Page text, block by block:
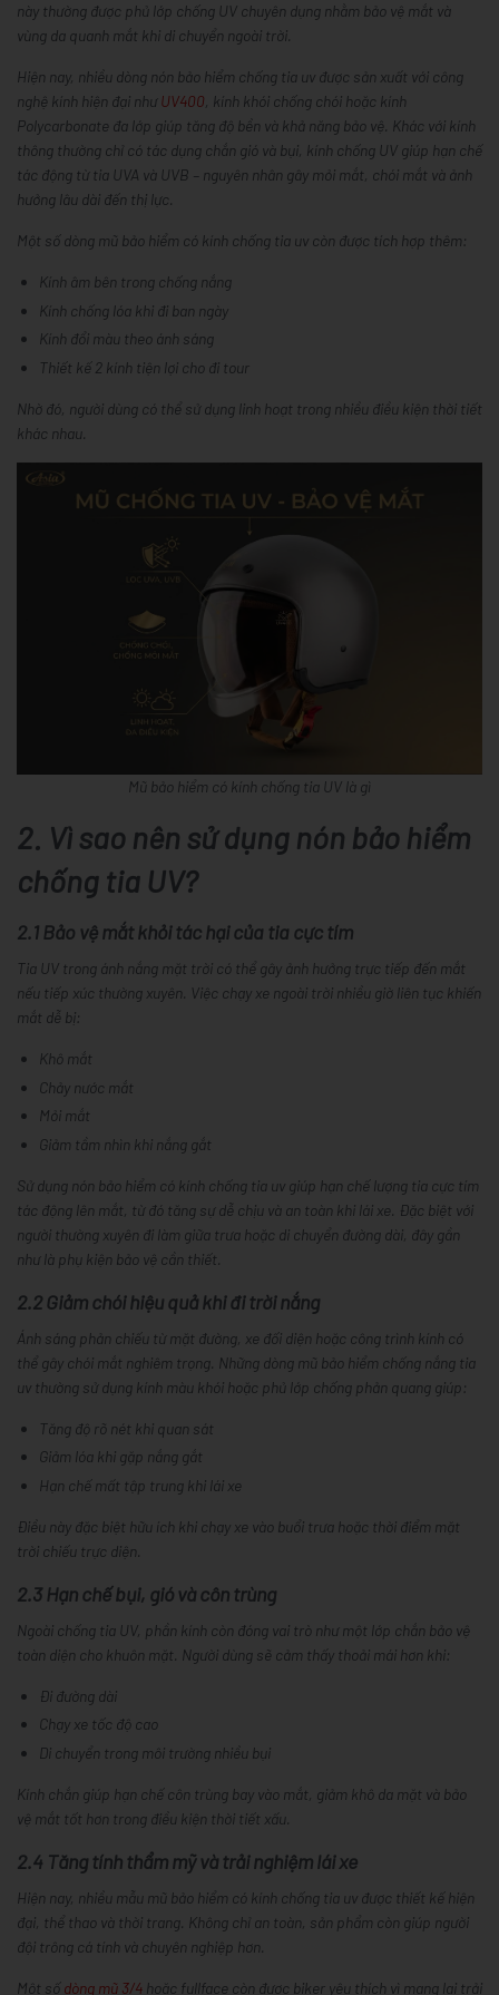
này thường được phủ lớp chống UV chuyên dụng nhằm bảo vệ mắt và
vùng da quanh mắt khi di chuyển ngoài trời.
Hiện nay, nhiều dòng nón bảo hiểm chống tia uv được sản xuất với công
nghệ kính hiện đại như UV400 , kính khói chống chói hoặc kính
Polycarbonate đa lớp giúp tăng độ bền và khả năng bảo vệ. Khác với kính
thông thường chỉ có tác dụng chắn gió và bụi, kính chống UV giúp hạn chế
tác động từ tia UVA và UVB – nguyên nhân gây mỏi mắt, chói mắt và ảnh
hưởng lâu dài đến thị lực.
Một số dòng mũ bảo hiểm có kính chống tia uv còn được tích hợp thêm:
Kính âm bên trong chống nắng
Kính chống lóa khi đi ban ngày
Kính đổi màu theo ánh sáng
Thiết kế 2 kính tiện lợi cho đi tour
Nhờ đó, người dùng có thể sử dụng linh hoạt trong nhiều điều kiện thời tiết
khác nhau.
Mũ bảo hiểm có kính chống tia UV là gì
2. Vì sao nên sử dụng nón bảo hiểm
chống tia UV?
2.1 Bảo vệ mắt khỏi tác hại của tia cực tím
Tia UV trong ánh nắng mặt trời có thể gây ảnh hưởng trực tiếp đến mắt
nếu tiếp xúc thường xuyên. Việc chạy xe ngoài trời nhiều giờ liên tục khiến
mắt dễ bị:
Khô mắt
Chảy nước mắt
Mỏi mắt
Giảm tầm nhìn khi nắng gắt
Sử dụng nón bảo hiểm có kính chống tia uv giúp hạn chế lượng tia cực tím
tác động lên mắt, từ đó tăng sự dễ chịu và an toàn khi lái xe. Đặc biệt với
người thường xuyên đi làm giữa trưa hoặc di chuyển đường dài, đây gần
như là phụ kiện bảo vệ cần thiết.
2.2 Giảm chói hiệu quả khi đi trời nắng
Ánh sáng phản chiếu từ mặt đường, xe đối diện hoặc công trình kính có
thể gây chói mắt nghiêm trọng. Những dòng mũ bảo hiểm chống nắng tia
uv thường sử dụng kính màu khói hoặc phủ lớp chống phản quang giúp:
Tăng độ rõ nét khi quan sát
Giảm lóa khi gặp nắng gắt
Hạn chế mất tập trung khi lái xe
Điều này đặc biệt hữu ích khi chạy xe vào buổi trưa hoặc thời điểm mặt
trời chiếu trực diện.
2.3 Hạn chế bụi, gió và côn trùng
Ngoài chống tia UV, phần kính còn đóng vai trò như một lớp chắn bảo vệ
toàn diện cho khuôn mặt. Người dùng sẽ cảm thấy thoải mái hơn khi:
Đi đường dài
Chạy xe tốc độ cao
Di chuyển trong môi trường nhiều bụi
Kính chắn giúp hạn chế côn trùng bay vào mắt, giảm khô da mặt và bảo
vệ mắt tốt hơn trong điều kiện thời tiết xấu.
2.4 Tăng tính thẩm mỹ và trải nghiệm lái xe
Hiện nay, nhiều mẫu mũ bảo hiểm có kính chống tia uv được thiết kế hiện
đại, thể thao và thời trang. Không chỉ an toàn, sản phẩm còn giúp người
đội trông cá tính và chuyên nghiệp hơn.
Một sốdòng mũ 3/4 hoặc fullface còn được biker yêu thích vì mang lại trải